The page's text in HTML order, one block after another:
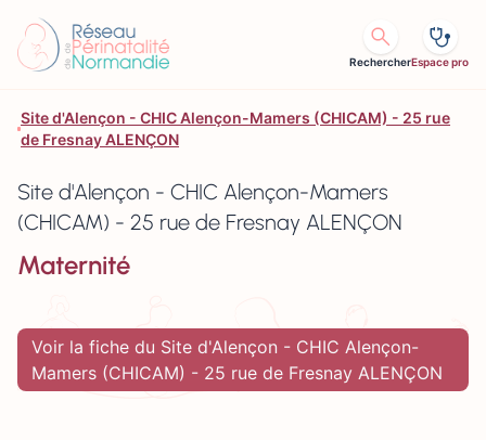
RechercherEspace pro
Site d'Alençon - CHIC Alençon-Mamers (CHICAM) - 25 rue
de Fresnay ALENÇON
Site d'Alençon - CHIC Alençon-Mamers
(CHICAM) - 25 rue de Fresnay ALENÇON
Maternité
Voir la fiche du Site d'Alençon - CHIC Alençon-
Mamers (CHICAM) - 25 rue de Fresnay ALENÇON